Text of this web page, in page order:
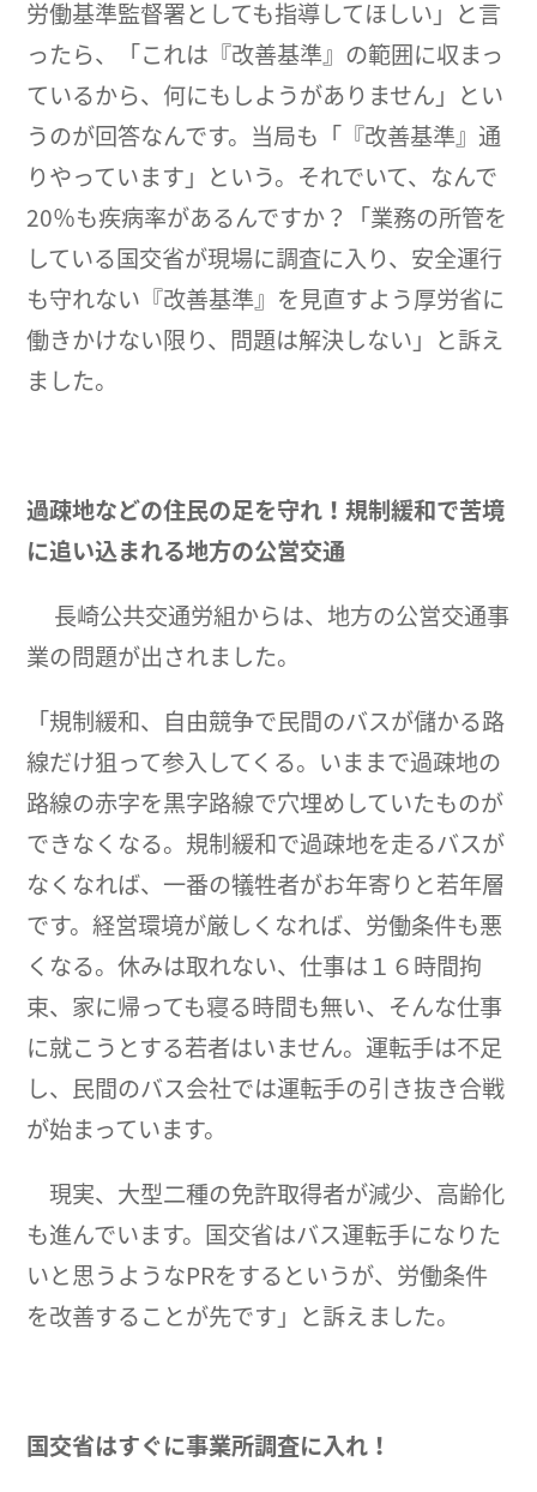
労働基準監督署としても指導してほしい」と言
ったら、「これは『改善基準』の範囲に収まっ
ているから、何にもしようがありません」とい
うのが回答なんです。当局も「『改善基準』通
りやっています」という。それでいて、なんで
20％も疾病率があるんですか？「業務の所管を
している国交省が現場に調査に入り、安全運行
も守れない『改善基準』を見直すよう厚労省に
働きかけない限り、問題は解決しない」と訴え
ました。
過疎地などの住民の足を守れ！規制緩和で苦境
に追い込まれる地方の公営交通
長崎公共交通労組からは、地方の公営交通事
業の問題が出されました。
「規制緩和、自由競争で民間のバスが儲かる路
線だけ狙って参入してくる。いままで過疎地の
路線の赤字を黒字路線で穴埋めしていたものが
できなくなる。規制緩和で過疎地を走るバスが
なくなれば、一番の犠牲者がお年寄りと若年層
です。経営環境が厳しくなれば、労働条件も悪
くなる。休みは取れない、仕事は１６時間拘
束、家に帰っても寝る時間も無い、そんな仕事
に就こうとする若者はいません。運転手は不足
し、民間のバス会社では運転手の引き抜き合戦
が始まっています。
現実、大型二種の免許取得者が減少、高齢化
も進んでいます。国交省はバス運転手になりた
いと思うようなPRをするというが、労働条件
を改善することが先です」と訴えました。
国交省はすぐに事業所調査に入れ！